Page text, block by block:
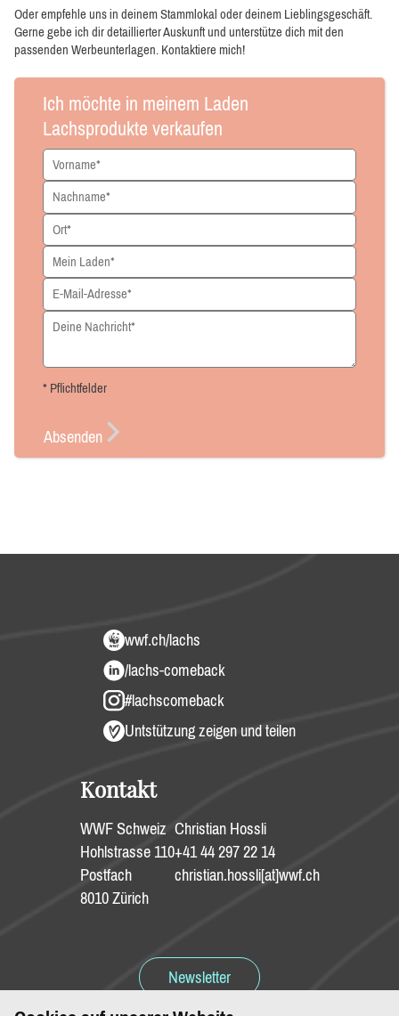
Oder empfehle uns in deinem Stammlokal oder deinem Lieblingsgeschäft.
Gerne gebe ich dir detaillierter Auskunft und unterstütze dich mit den
passenden Werbeunterlagen. Kontaktiere mich!
Ich möchte in meinem Laden
Lachsprodukte verkaufen
* Pflichtfelder
Absenden
wwf.ch/lachs
/lachs-comeback
#lachscomeback
Untstützung zeigen und teilen
Kontakt
WWF Schweiz
Hohlstrasse 110
Postfach
8010 Zürich
Christian Hossli
+41 44 297 22 14
christian.hossli[at]wwf.ch
Newsletter